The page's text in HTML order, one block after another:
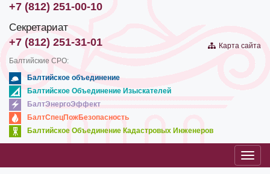
+7 (812) 251-00-10
Секретариат
+7 (812) 251-31-01
Карта сайта
Балтийские СРО:
Балтийское объединение
Балтийское Объединение Изыскателей
БалтЭнергоЭффект
БалтСпецПожБезопасность
Балтийское Объединение Кадастровых Инженеров